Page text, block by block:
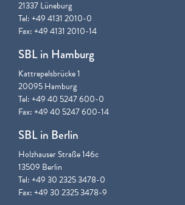
21337 Lüneburg
Tel: +49 4131 2010-0
Fax: +49 4131 2010-14
SBL in Hamburg
Kattrepelsbrücke 1
20095 Hamburg
Tel: +49 40 5247 600-0
Fax: +49 40 5247 600-14
SBL in Berlin
Holzhauser Straße 146c
13509 Berlin
Tel: +49 30 2325 3478-0
Fax: +49 30 2325 3478-9